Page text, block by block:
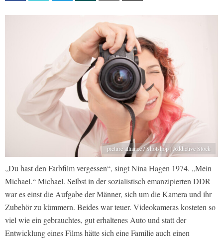
picture alliance / Shotshop | Addictive Stock
„Du hast den Farbfilm vergessen“, singt Nina Hagen 1974. „Mein
Michael.“ Michael. Selbst in der sozialistisch emanzipierten DDR
war es einst die Aufgabe der Männer, sich um die Kamera und ihr
Zubehör zu kümmern. Beides war teuer. Videokameras kosteten so
viel wie ein gebrauchtes, gut erhaltenes Auto und statt der
Entwicklung eines Films hätte sich eine Familie auch einen